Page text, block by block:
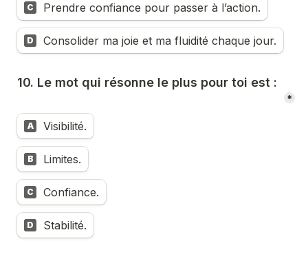
C Prendre confiance pour passer à l’action.
D Consolider ma joie et ma fluidité chaque jour.
10. Le mot qui résonne le plus pour toi est :
*
A Visibilité.
B Limites.
C Confiance.
D Stabilité.